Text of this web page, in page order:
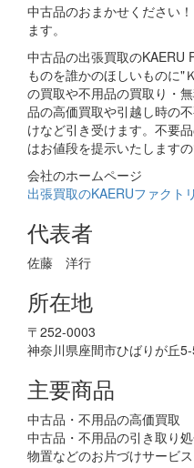
中古品のおまかせください
ます。
中古品の出張買取のKAERU
ものを誰かのほしいものに"
の買取や不用品の買取り・
品の高価買取や引越し時の
けなど引き受けます。不要
はお値段を提示いたします
会社のホームページ
出張買取のKAERUファクト
代表者
佐藤 洋行
所在地
〒252-0003
神奈川県座間市ひばりが丘
主要商品
中古品・不用品の高価買取
中古品・不用品の引き取り
物置などのお片づけサービス